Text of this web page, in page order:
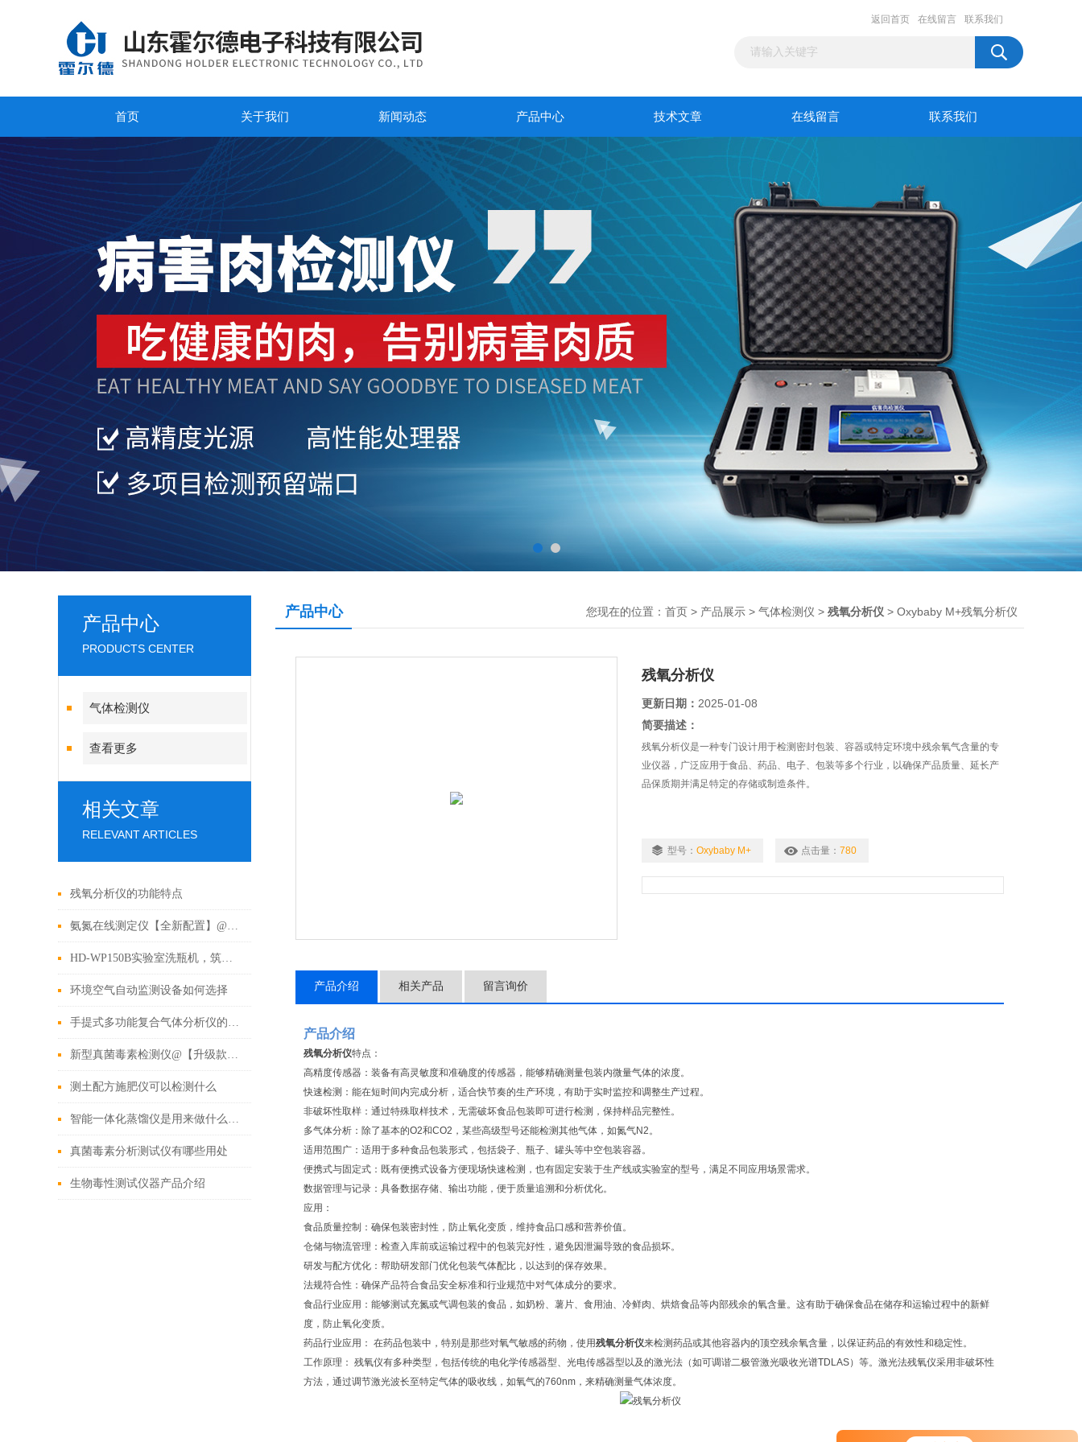
返回首页 在线留言 联系我们
首页 关于我们 新闻动态 产品中心 技术文章 在线留言 联系我们
产品中心
PRODUCTS CENTER
气体检测仪
查看更多
相关文章
RELEVANT ARTICLES
残氧分析仪的功能特点
氨氮在线测定仪【全新配置】@2022_氨氮在线测定仪
HD-WP150B实验室洗瓶机，筑牢水质监测实验洁净防线
环境空气自动监测设备如何选择
手提式多功能复合气体分析仪的优势与应用
新型真菌毒素检测仪@【升级款】2022_饲料真菌毒素检测仪
测土配方施肥仪可以检测什么
智能一体化蒸馏仪是用来做什么的？
真菌毒素分析测试仪有哪些用处
生物毒性测试仪器产品介绍
产品中心 您现在的位置： 首页 > 产品展示 > 气体检测仪 > 残氧分析仪 > Oxybaby M+残氧分析仪
残氧分析仪
更新日期： 2025-01-08
简要描述：
残氧分析仪是一种专门设计用于检测密封包装、容器或特定环境中残余氧气含量的专
业仪器，广泛应用于食品、药品、电子、包装等多个行业，以确保产品质量、延长产
品保质期并满足特定的存储或制造条件。
型号： Oxybaby M+ 点击量： 780
产品介绍 相关产品 留言询价
产品介绍
残氧分析仪特点：
高精度传感器：装备有高灵敏度和准确度的传感器，能够精确测量包装内微量气体的浓度。
快速检测：能在短时间内完成分析，适合快节奏的生产环境，有助于实时监控和调整生产过程。
非破坏性取样：通过特殊取样技术，无需破坏食品包装即可进行检测，保持样品完整性。
多气体分析：除了基本的O2和CO2，某些高级型号还能检测其他气体，如氮气N2。
适用范围广：适用于多种食品包装形式，包括袋子、瓶子、罐头等中空包装容器。
便携式与固定式：既有便携式设备方便现场快速检测，也有固定安装于生产线或实验室的型号，满足不同应用场景需求。
数据管理与记录：具备数据存储、输出功能，便于质量追溯和分析优化。
应用：
食品质量控制：确保包装密封性，防止氧化变质，维持食品口感和营养价值。
仓储与物流管理：检查入库前或运输过程中的包装完好性，避免因泄漏导致的食品损坏。
研发与配方优化：帮助研发部门优化包装气体配比，以达到的保存效果。
法规符合性：确保产品符合食品安全标准和行业规范中对气体成分的要求。
食品行业应用：能够测试充氮或气调包装的食品，如奶粉、薯片、食用油、冷鲜肉、烘焙食品等内部残余的氧含量。这有助于确保食品在储存和运输过程中的新鲜
度，防止氧化变质。
药品行业应用： 在药品包装中，特别是那些对氧气敏感的药物，使用残氧分析仪来检测药品或其他容器内的顶空残余氧含量，以保证药品的有效性和稳定性。
工作原理： 残氧仪有多种类型，包括传统的电化学传感器型、光电传感器型以及的激光法（如可调谐二极管激光吸收光谱TDLAS）等。激光法残氧仪采用非破坏性
方法，通过调节激光波长至特定气体的吸收线，如氧气的760nm，来精确测量气体浓度。